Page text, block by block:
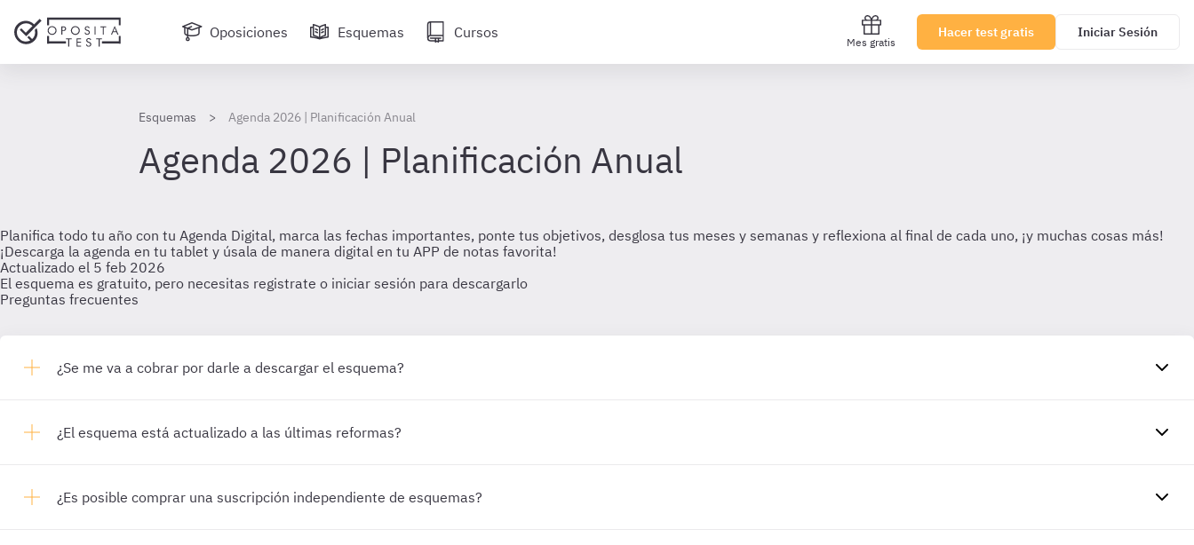
Oposiciones Esquemas Cursos
Mes gratis
Hacer test gratis Iniciar Sesión
Esquemas Agenda 2026 | Planificación Anual
Agenda 2026 | Planificación Anual
Planifica todo tu año con tu Agenda Digital, marca las fechas importantes, ponte tus objetivos, desglosa tus meses y semanas y reflexiona al final de cada uno, ¡y muchas cosas más!
¡Descarga la agenda en tu tablet y úsala de manera digital en tu APP de notas favorita!
Actualizado el 5 feb 2026
El esquema es gratuito, pero necesitas registrate o iniciar sesión para descargarlo
Preguntas frecuentes
¿Se me va a cobrar por darle a descargar el esquema?
¿El esquema está actualizado a las últimas reformas?
¿Es posible comprar una suscripción independiente de esquemas?